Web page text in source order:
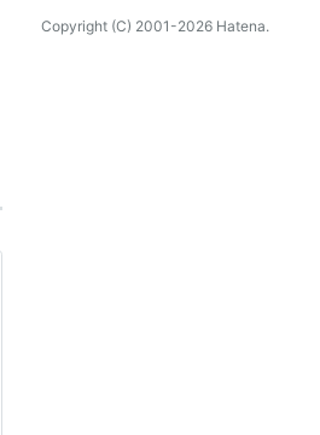
Copyright (C) 2001-2026 Hatena.